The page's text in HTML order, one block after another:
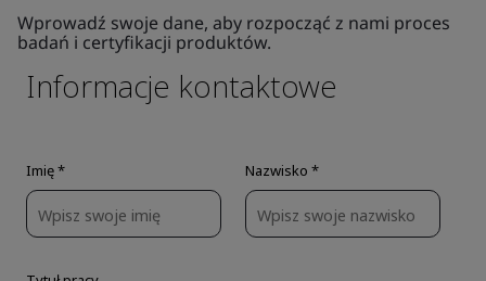
Wprowadź swoje dane, aby rozpocząć z nami proces
badań i certyfikacji produktów.